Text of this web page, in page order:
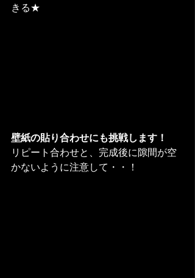
きる★
壁紙の貼り合わせにも挑戦します！
リピート合わせと、完成後に隙間が空
かないように注意して・・！